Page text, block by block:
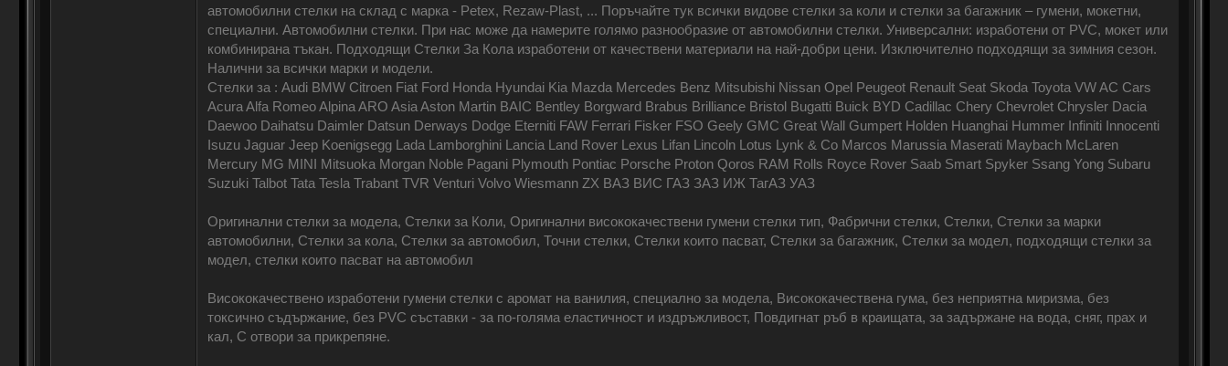
автомобилни стелки на склад с марка - Petex, Rezaw-Plast, ... Поръчайте тук всички видове стелки за коли и стелки за багажник – гумени, мокетни,
специални. Автомобилни стелки. При нас може да намерите голямо разнообразие от автомобилни стелки. Универсални: изработени от PVC, мокет или
комбинирана тъкан. Подходящи Стелки За Кола изработени от качествени материали на най-добри цени. Изключително подходящи за зимния сезон.
Налични за всички марки и модели.
Стелки за : Audi BMW Citroen Fiat Ford Honda Hyundai Kia Mazda Mercedes Benz Mitsubishi Nissan Opel Peugeot Renault Seat Skoda Toyota VW AC Cars
Acura Alfa Romeo Alpina ARO Asia Aston Martin BAIC Bentley Borgward Brabus Brilliance Bristol Bugatti Buick BYD Cadillac Chery Chevrolet Chrysler Dacia
Daewoo Daihatsu Daimler Datsun Derways Dodge Eterniti FAW Ferrari Fisker FSO Geely GMC Great Wall Gumpert Holden Huanghai Hummer Infiniti Innocenti
Isuzu Jaguar Jeep Koenigsegg Lada Lamborghini Lancia Land Rover Lexus Lifan Lincoln Lotus Lynk & Co Marcos Marussia Maserati Maybach McLaren
Mercury MG MINI Mitsuoka Morgan Noble Pagani Plymouth Pontiac Porsche Proton Qoros RAM Rolls Royce Rover Saab Smart Spyker Ssang Yong Subaru
Suzuki Talbot Tata Tesla Trabant TVR Venturi Volvo Wiesmann ZX ВАЗ ВИС ГАЗ ЗАЗ ИЖ ТагАЗ УАЗ
Оригинални стелки за модела, Стелки за Коли, Оригинални висококачествени гумени стелки тип, Фабрични стелки, Стелки, Стелки за марки
автомобилни, Стелки за кола, Стелки за автомобил, Точни стелки, Стелки които пасват, Стелки за багажник, Стелки за модел, подходящи стелки за
модел, стелки които пасват на автомобил
Висококачествено изработени гумени стелки с аромат на ванилия, специално за модела, Висококачествена гума, без неприятна миризма, без
токсично съдържание, без PVC съставки - за по-голяма еластичност и издръжливост, Повдигнат ръб в краищата, за задържане на вода, сняг, прах и
кал, С отвори за прикрепяне.